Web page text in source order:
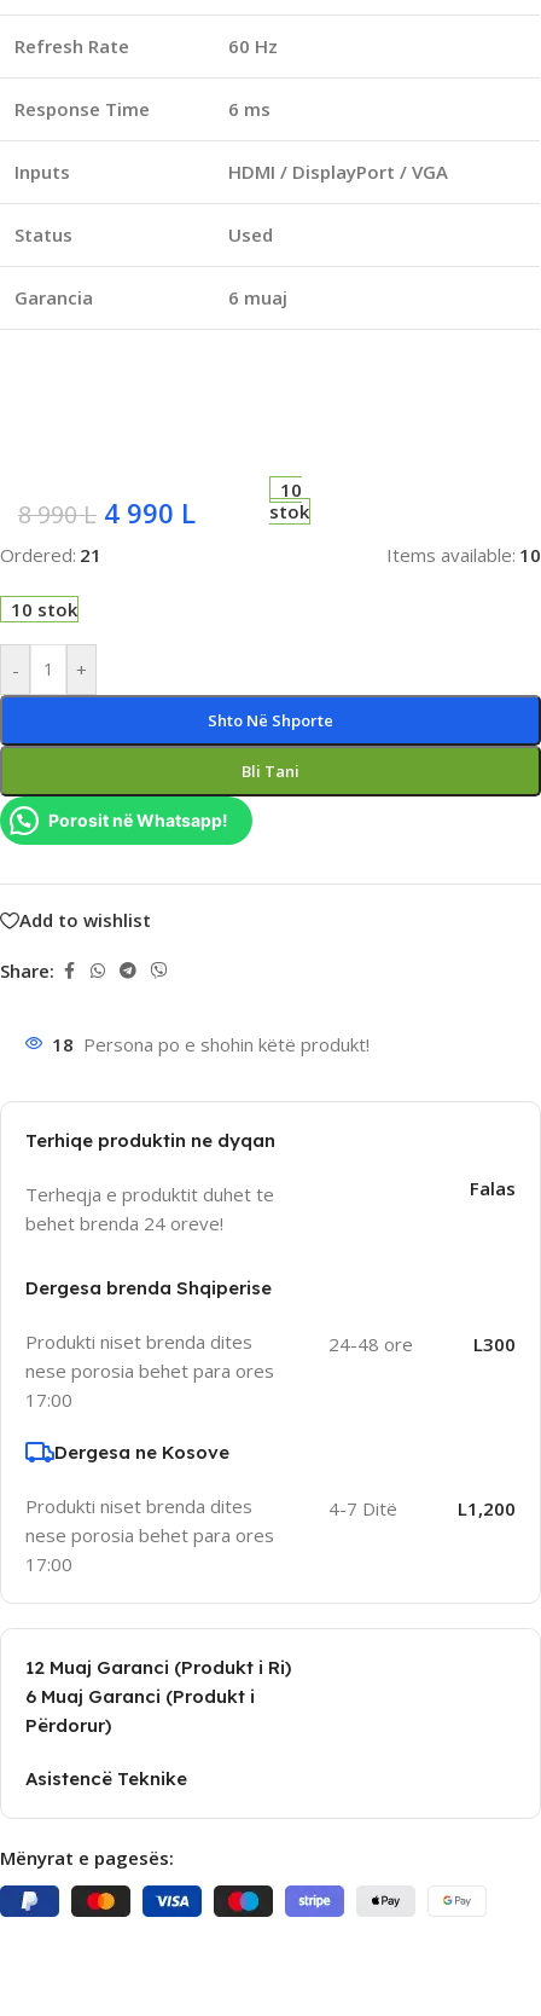
Refresh Rate 60 Hz
Response Time 6 ms
Inputs HDMI / DisplayPort / VGA
Status Used
Garancia 6 muaj
8 990L 4 990 L
10
stok
Ordered: 21 Items available: 10
10 stok
- +
Shto Në Shporte
Bli Tani
Porosit në Whatsapp!
Add to wishlist
Share:
18 Persona po e shohin këtë produkt!
Terhiqe produktin ne dyqan
Terheqja e produktit duhet te
behet brenda 24 oreve!
Falas
Dergesa brenda Shqiperise
Produkti niset brenda dites
nese porosia behet para ores
17:00
24-48 ore L300
Dergesa ne Kosove
Produkti niset brenda dites
nese porosia behet para ores
17:00
4-7 Ditë L1,200
12 Muaj Garanci (Produkt i Ri)
6 Muaj Garanci (Produkt i
Përdorur)
Asistencë Teknike
Mënyrat e pagesës: